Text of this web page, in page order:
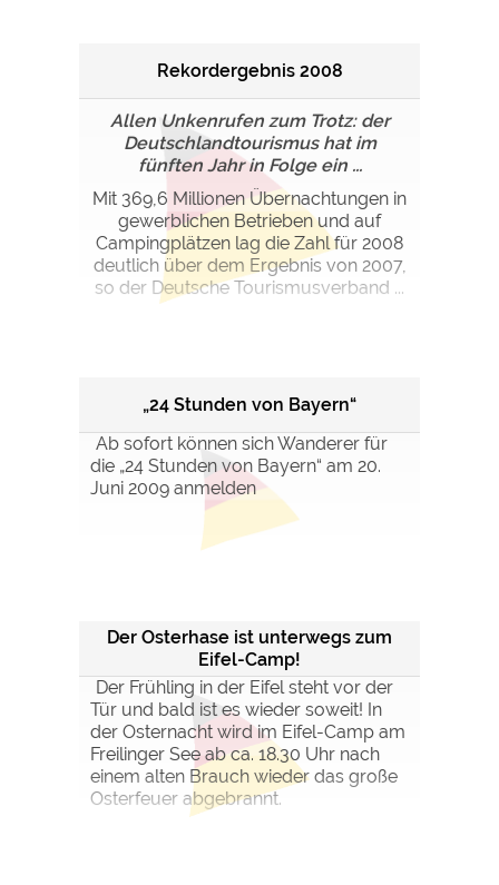
Rekordergebnis 2008
Allen Unkenrufen zum Trotz: der
Deutschlandtourismus hat im
fünften Jahr in Folge ein ...
Mit 369,6 Millionen Übernachtungen in
gewerblichen Betrieben und auf
Campingplätzen lag die Zahl für 2008
deutlich über dem Ergebnis von 2007,
so der Deutsche Tourismusverband ...
„24 Stunden von Bayern“
Ab sofort können sich Wanderer für
die „24 Stunden von Bayern“ am 20.
Juni 2009 anmelden
Der Osterhase ist unterwegs zum
Eifel-Camp!
Der Frühling in der Eifel steht vor der
Tür und bald ist es wieder soweit! In
der Osternacht wird im Eifel-Camp am
Freilinger See ab ca. 18.30 Uhr nach
einem alten Brauch wieder das große
Osterfeuer abgebrannt.